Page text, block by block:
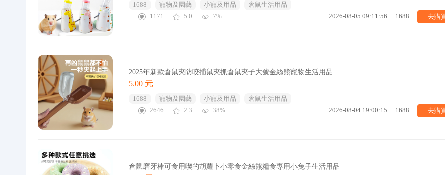
1688 寵物及園藝 小寵及用品
倉鼠生活用品
1171
5.0 7% 2026-08-05 09:11:56 1688 去購
2025年新款倉鼠夾防咬捕鼠夾抓倉鼠夾子大號金絲熊寵物生活用品
5.00 元
1688 寵物及園藝 小寵及用品
倉鼠生活用品
2646
2.3 38% 2026-08-04 19:00:15 1688 去購
倉鼠磨牙棒可食用喫的胡蘿卜小零食金絲熊糧食專用小兔子生活用品